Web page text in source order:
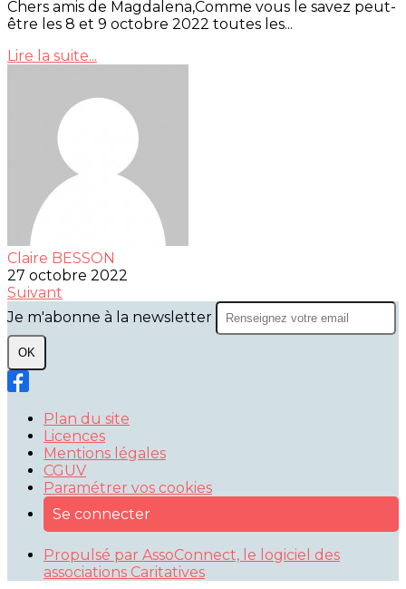
Chers amis de Magdalena,Comme vous le savez peut-
être les 8 et 9 octobre 2022 toutes les...
Lire la suite...
Claire BESSON
27 octobre 2022
Suivant
Je m'abonne à la newsletter
OK
Plan du site
Licences
Mentions légales
CGUV
Paramétrer vos cookies
Se connecter
Propulsé par AssoConnect, le logiciel des
associations Caritatives